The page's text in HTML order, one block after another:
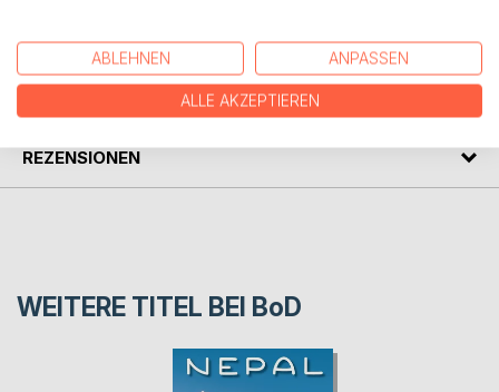
AUTOR/IN
REZENSIONEN
WEITERE TITEL BEI BoD
ABLEHNEN ANPASSEN
ALLE AKZEPTIEREN